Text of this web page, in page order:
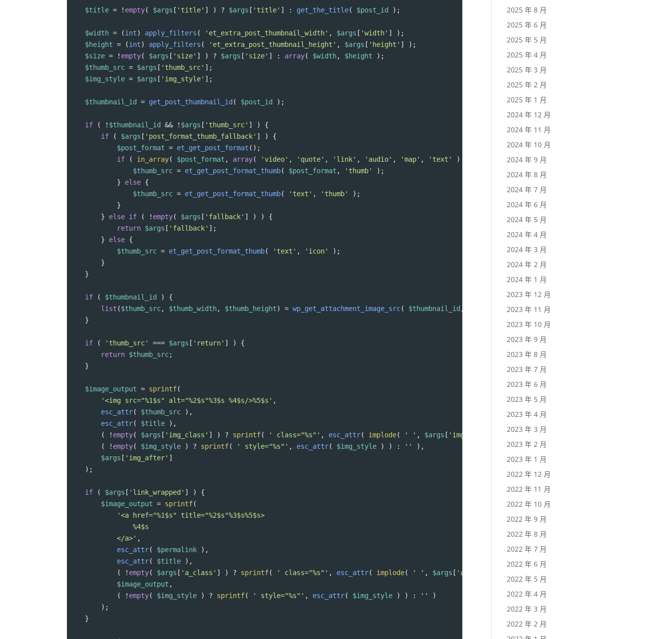
$title = ! empty( $args [ 'title' ] ) ? $args [ 'title' ] : get_the_title( $post_id );
$width = (int) apply_filters ( 'et_extra_post_thumbnail_width' , $args [ 'width' ] );
$height = (int) apply_filters ( 'et_extra_post_thumbnail_height' , $args [ 'height' ] );
$size = ! empty( $args [ 'size' ] ) ? $args [ 'size' ] : array( $width, $height );
$thumb_src = $args [ 'thumb_src' ];
$img_style = $args [ 'img_style' ];
$thumbnail_id = get_post_thumbnail_id ( $post_id );
if ( ! $thumbnail_id && ! $args [ 'thumb_src' ] ) {
if ( $args [ 'post_format_thumb_fallback' ] ) {
$post_format = et_get_post_format ();
if ( in_array( $post_format , array( 'video' , 'quote' , 'link' , 'audio' , 'map' , 'text'
) ) ) {
$thumb_src = et_get_post_format_thumb( $post_format , 'thumb'
);
} else {
$thumb_src = et_get_post_format_thumb( 'text' , 'thumb'
);
}
} else if ( ! empty( $args [ 'fallback' ] ) ) {
return $args [ 'fallback' ];
} else {
$thumb_src = et_get_post_format_thumb( 'text' , 'icon'
);
}
}
if ( $thumbnail_id
) {
list ($thumb_src, $thumb_width, $thumb_height) = wp_get_attachment_image_src( $thumbnail_id ,
}
if ( 'thumb_src' === $args [ 'return' ] ) {
return $thumb_src;
}
$image_output = sprintf(
'<img src="%1$s" alt="%2$s"%3$s %4$s/>%5$s' ,
esc_attr( $thumb_src ),
esc_attr( $title ),
(
! empty( $args [ 'img_class' ] ) ? sprintf( ' class="%s"' , esc_attr( implode( ' ' , $args [ 'img_class' ] ) ) ) : '' ),
(
! empty( $img_style ) ? sprintf( ' style="%s"' , esc_attr( $img_style ) ) : ''
),
$args [ 'img_after' ]
);
if ( $args [ 'link_wrapped' ] ) {
$image_output = sprintf(
'<a href="%1$s" title="%2$s"%3$s%5$s>
%4$s
</a>' ,
esc_attr( $permalink ),
esc_attr( $title ),
(
! empty( $args [ 'a_class' ] ) ? sprintf( ' class="%s"' , esc_attr( implode( ' ' , $args [ 'a_class'
$image_output ,
(
! empty( $img_style ) ? sprintf( ' style="%s"' , esc_attr( $img_style ) ) : ''
)
);
}
2025 年 8 月
2025 年 6 月
2025 年 5 月
2025 年 4 月
2025 年 3 月
2025 年 2 月
2025 年 1 月
2024 年 12 月
2024 年 11 月
2024 年 10 月
2024 年 9 月
2024 年 8 月
2024 年 7 月
2024 年 6 月
2024 年 5 月
2024 年 4 月
2024 年 3 月
2024 年 2 月
2024 年 1 月
2023 年 12 月
2023 年 11 月
2023 年 10 月
2023 年 9 月
2023 年 8 月
2023 年 7 月
2023 年 6 月
2023 年 5 月
2023 年 4 月
2023 年 3 月
2023 年 2 月
2023 年 1 月
2022 年 12 月
2022 年 11 月
2022 年 10 月
2022 年 9 月
2022 年 8 月
2022 年 7 月
2022 年 6 月
2022 年 5 月
2022 年 4 月
2022 年 3 月
2022 年 2 月